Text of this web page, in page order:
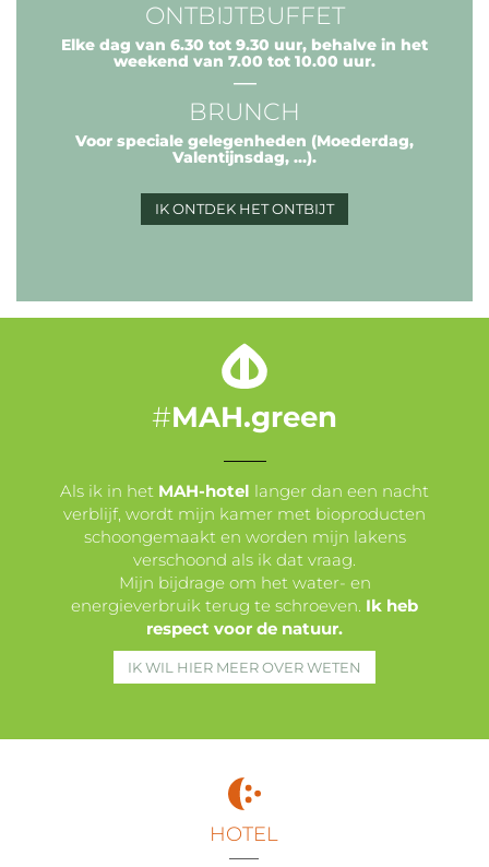
ONTBIJTBUFFET
Elke dag van 6.30 tot 9.30 uur, behalve in het
weekend van 7.00 tot 10.00 uur.
BRUNCH
Voor speciale gelegenheden (Moederdag,
Valentijnsdag, …).
IK ONTDEK HET ONTBIJT
#MAH.green
___
Als ik in het MAH-hotel langer dan een nacht
verblijf, wordt mijn kamer met bioproducten
schoongemaakt en worden mijn lakens
verschoond als ik dat vraag.
Mijn bijdrage om het water- en
energieverbruik terug te schroeven. Ik heb
respect voor de natuur.
IK WIL HIER MEER OVER WETEN
HOTEL